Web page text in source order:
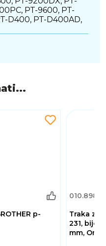
PT-9600, PT-
D400, PT-D400AD,
PT-H500LI, PT-
p-
Traka za
231,
mm,